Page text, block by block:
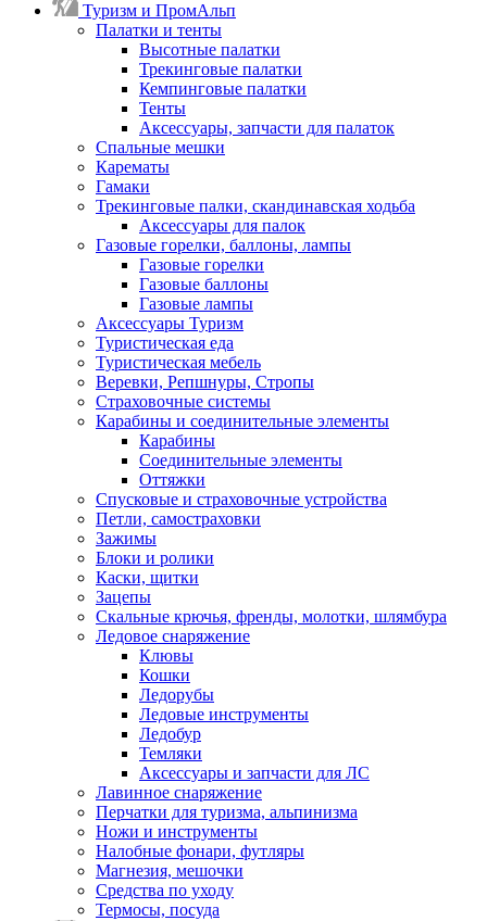
Туризм и ПромАльп
Палатки и тенты
Высотные палатки
Трекинговые палатки
Кемпинговые палатки
Тенты
Аксессуары, запчасти для палаток
Спальные мешки
Карематы
Гамаки
Трекинговые палки, скандинавская ходьба
Аксессуары для палок
Газовые горелки, баллоны, лампы
Газовые горелки
Газовые баллоны
Газовые лампы
Аксессуары Туризм
Туристическая еда
Туристическая мебель
Веревки, Репшнуры, Стропы
Страховочные системы
Карабины и соединительные элементы
Карабины
Соединительные элементы
Оттяжки
Спусковые и страховочные устройства
Петли, самостраховки
Зажимы
Блоки и ролики
Каски, щитки
Зацепы
Скальные крючья, френды, молотки, шлямбура
Ледовое снаряжение
Клювы
Кошки
Ледорубы
Ледовые инструменты
Ледобур
Темляки
Аксессуары и запчасти для ЛС
Лавинное снаряжение
Перчатки для туризма, альпинизма
Ножи и инструменты
Налобные фонари, футляры
Магнезия, мешочки
Средства по уходу
Термосы, посуда